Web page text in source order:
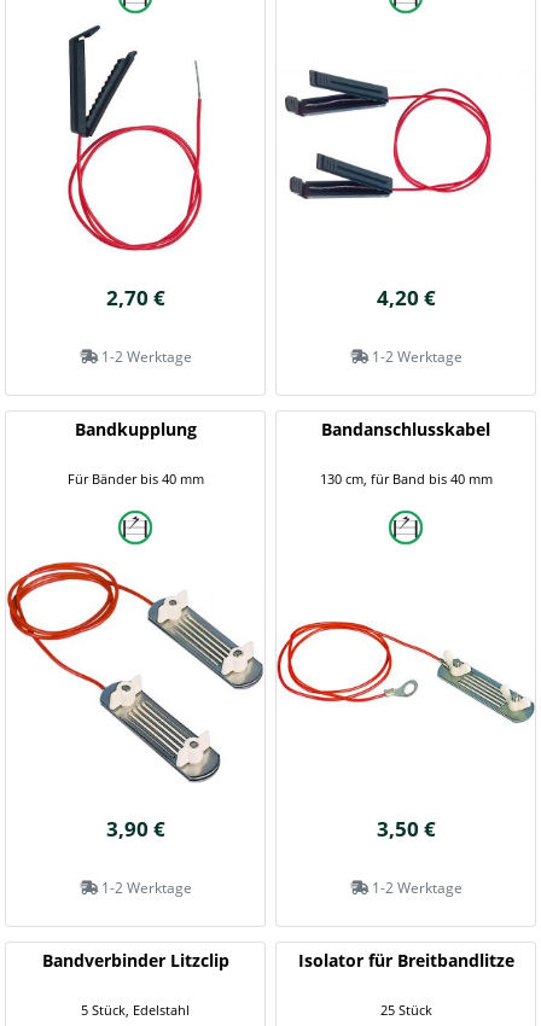
2,70 €
1-2 Werktage
4,20 €
1-2 Werktage
Bandkupplung
Für Bänder bis 40 mm
3,90 €
1-2 Werktage
Bandanschlusskabel
130 cm, für Band bis 40 mm
3,50 €
1-2 Werktage
Bandverbinder Litzclip
5 Stück, Edelstahl
Isolator für Breitbandlitze
25 Stück